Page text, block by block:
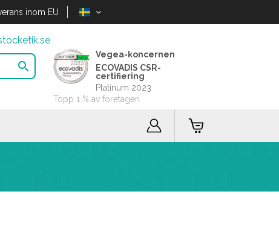
inom EU

Vegea-koncernen
ECOVADIS CSR-
certifiering
Platinum 2023
Topp 1 % av företagen